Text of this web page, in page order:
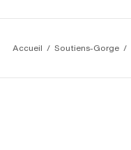
Accueil Soutiens-Gorge